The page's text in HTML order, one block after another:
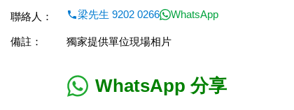
聯絡人：
梁先生 9202 0266 WhatsApp
備註： 獨家提供單位現場相片
WhatsApp 分享